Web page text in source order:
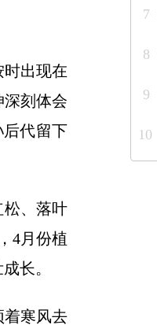
出现在
刻体会
代留下
松、落叶
4月份植
长。
着寒风去
7
8
9
10